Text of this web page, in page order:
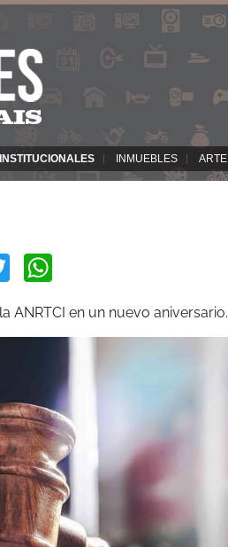
INSTITUCIONALES INMUEBLES ARTE
Twitter
ANRTCI en un nuevo aniversario.